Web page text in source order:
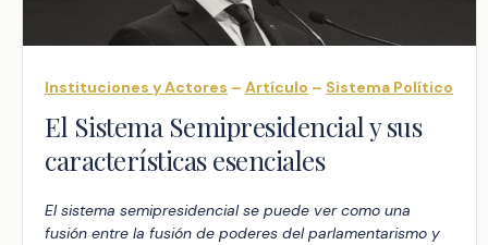
Instituciones y Actores – Artículo – Sistema Político
El Sistema Semipresidencial y sus
características esenciales
El sistema semipresidencial se puede ver como una
fusión entre la fusión de poderes del parlamentarismo y